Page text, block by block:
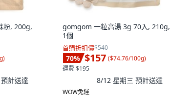
粉, 200g,
)
預計送達
gomgom 一粒高湯 3g 70入, 210g,
1個
首購折扣價$540
70% $157 ($74.76/100g)
運費 $195
8/12 星期三 預計送達
WOW免運